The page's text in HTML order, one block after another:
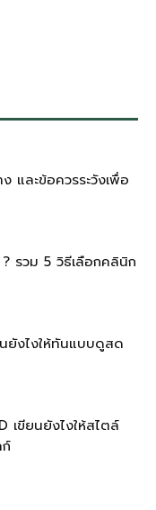
และข้อควรระวังเพื่อ
รวม 5 วิธีเลือกคลินิก
ยังไงให้ทันแบบดูสด
เขียนยังไงให้สไตล์